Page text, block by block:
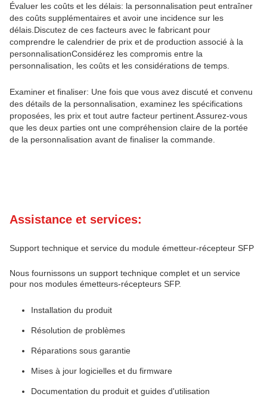
Évaluer les coûts et les délais: la personnalisation peut entraîner
des coûts supplémentaires et avoir une incidence sur les
délais.Discutez de ces facteurs avec le fabricant pour
comprendre le calendrier de prix et de production associé à la
personnalisationConsidérez les compromis entre la
personnalisation, les coûts et les considérations de temps.
Examiner et finaliser: Une fois que vous avez discuté et convenu
des détails de la personnalisation, examinez les spécifications
proposées, les prix et tout autre facteur pertinent.Assurez-vous
que les deux parties ont une compréhension claire de la portée
de la personnalisation avant de finaliser la commande.
Assistance et services:
Support technique et service du module émetteur-récepteur SFP
Nous fournissons un support technique complet et un service
pour nos modules émetteurs-récepteurs SFP.
Installation du produit
Résolution de problèmes
Réparations sous garantie
Mises à jour logicielles et du firmware
Documentation du produit et guides d'utilisation